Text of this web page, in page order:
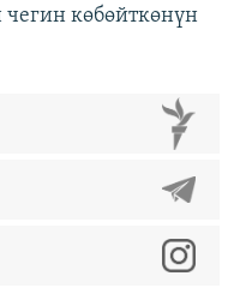
көбөйткөнүн